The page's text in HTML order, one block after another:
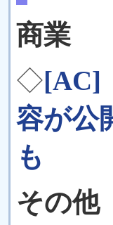
商業
◇[AC]
容が公
も
その他